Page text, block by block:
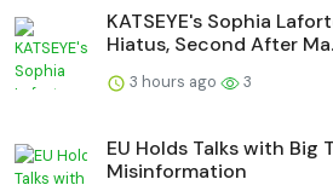
KATSEYE's Sophia
Hiatus, Second After
3 hours ago 3
EU Holds Talks with Big
Misinformation